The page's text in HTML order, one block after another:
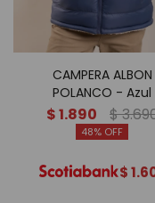
CAMPERA ALBON
POLANCO - Azul
$1.890 $
48
$